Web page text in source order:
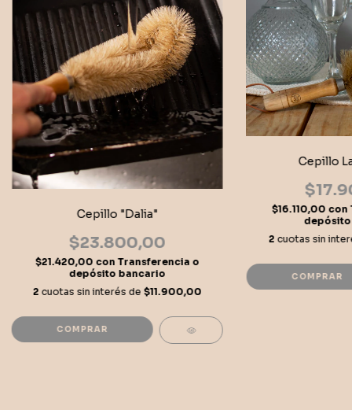
Cepillo "Dalia"
$23.800,00
$21.420,00 con Transferencia o
depósito bancario
2 cuotas sin interés de $11.900,00
Cepillo
$16.110,00 con
2 cuotas sin
COMPRAR